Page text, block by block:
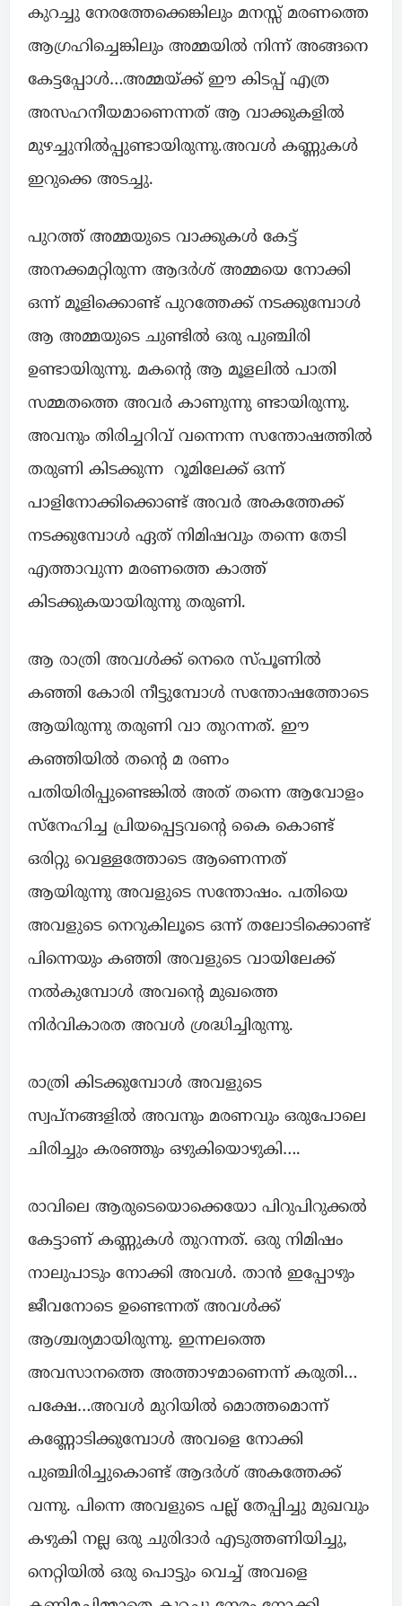
കുറച്ചു നേരത്തേക്കെങ്കിലും മനസ്സ് മരണത്തെ
ആഗ്രഹിച്ചെങ്കിലും അമ്മയിൽ നിന്ന് അങ്ങനെ
കേട്ടപ്പോൾ…അമ്മയ്ക്ക് ഈ കിടപ്പ് എത്ര
അസഹനീയമാണെന്നത് ആ വാക്കുകളിൽ
മുഴച്ചുനിൽപ്പുണ്ടായിരുന്നു.അവൾ കണ്ണുകൾ
ഇറുക്കെ അടച്ചു.
പുറത്ത് അമ്മയുടെ വാക്കുകൾ കേട്ട്
അനക്കമറ്റിരുന്ന ആദർശ് അമ്മയെ നോക്കി
ഒന്ന് മൂളിക്കൊണ്ട് പുറത്തേക്ക് നടക്കുമ്പോൾ
ആ അമ്മയുടെ ചുണ്ടിൽ ഒരു പുഞ്ചിരി
ഉണ്ടായിരുന്നു. മകന്റെ ആ മൂളലിൽ പാതി
സമ്മതത്തെ അവർ കാണുന്നു ണ്ടായിരുന്നു.
അവനും തിരിച്ചറിവ് വന്നെന്ന സന്തോഷത്തിൽ
തരുണി കിടക്കുന്ന റൂമിലേക്ക് ഒന്ന്
പാളിനോക്കിക്കൊണ്ട് അവർ അകത്തേക്ക്
നടക്കുമ്പോൾ ഏത് നിമിഷവും തന്നെ തേടി
എത്താവുന്ന മരണത്തെ കാത്ത്
കിടക്കുകയായിരുന്നു തരുണി.
ആ രാത്രി അവൾക്ക് നെരെ സ്പൂണിൽ
കഞ്ഞി കോരി നീട്ടുമ്പോൾ സന്തോഷത്തോടെ
ആയിരുന്നു തരുണി വാ തുറന്നത്. ഈ
കഞ്ഞിയിൽ തന്റെ മ രണം
പതിയിരിപ്പുണ്ടെങ്കിൽ അത് തന്നെ ആവോളം
സ്നേഹിച്ച പ്രിയപ്പെട്ടവന്റെ കൈ കൊണ്ട്
ഒരിറ്റു വെള്ളത്തോടെ ആണെന്നത്
ആയിരുന്നു അവളുടെ സന്തോഷം. പതിയെ
അവളുടെ നെറുകിലൂടെ ഒന്ന് തലോടിക്കൊണ്ട്
പിന്നെയും കഞ്ഞി അവളുടെ വായിലേക്ക്
നൽകുമ്പോൾ അവന്റെ മുഖത്തെ
നിർവികാരത അവൾ ശ്രദ്ധിച്ചിരുന്നു.
രാത്രി കിടക്കുമ്പോൾ അവളുടെ
സ്വപ്നങ്ങളിൽ അവനും മരണവും ഒരുപോലെ
ചിരിച്ചും കരഞ്ഞും ഒഴുകിയൊഴുകി….
രാവിലെ ആരുടെയൊക്കെയോ പിറുപിറുക്കൽ
കേട്ടാണ് കണ്ണുകൾ തുറന്നത്. ഒരു നിമിഷം
നാലുപാടും നോക്കി അവൾ. താൻ ഇപ്പോഴും
ജീവനോടെ ഉണ്ടെന്നത് അവൾക്ക്
ആശ്ചര്യമായിരുന്നു. ഇന്നലത്തെ
അവസാനത്തെ അത്താഴമാണെന്ന് കരുതി…
പക്ഷേ…അവൾ മുറിയിൽ മൊത്തമൊന്ന്
കണ്ണോടിക്കുമ്പോൾ അവളെ നോക്കി
പുഞ്ചിരിച്ചുകൊണ്ട് ആദർശ് അകത്തേക്ക്
വന്നു. പിന്നെ അവളുടെ പല്ല് തേപ്പിച്ചു മുഖവും
കഴുകി നല്ല ഒരു ചുരിദാർ എടുത്തണിയിച്ചു,
നെറ്റിയിൽ ഒരു പൊട്ടും വെച്ച് അവളെ